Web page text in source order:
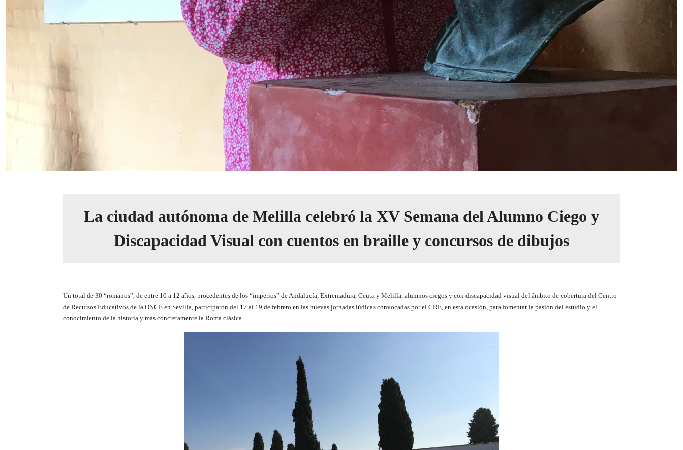
La ciudad autónoma de Melilla celebró la XV Semana del Alumno Ciego y
Discapacidad Visual con cuentos en braille y concursos de dibujos
Un total de 30 “romanos”, de entre 10 a 12 años, procedentes de los “imperios” de Andalucía, Extremadura, Ceuta y Melilla, alumnos ciegos y con discapacidad visual del ámbito de cobertura del Centro
de Recursos Educativos de la ONCE en Sevilla, participaron del 17 al 19 de febrero en las nuevas jornadas lúdicas convocadas por el CRE, en esta ocasión, para fomentar la pasión del estudio y el
conocimiento de la historia y más concretamente la Roma clásica.